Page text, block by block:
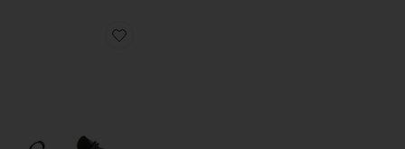
Favorite КРОССОВКИ ACS+ GTX